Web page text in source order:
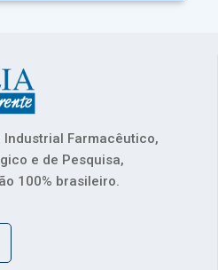
Industrial Farmacêutico,
e de Pesquisa,
100% brasileiro.